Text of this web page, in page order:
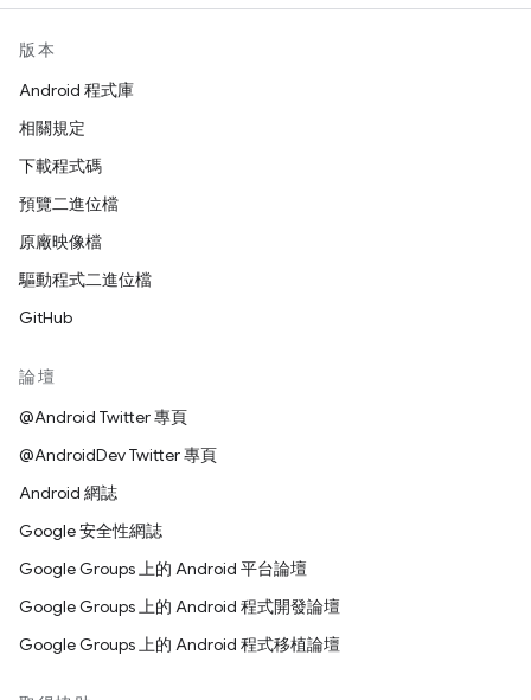
版本
Android 程式庫
相關規定
下載程式碼
預覽二進位檔
原廠映像檔
驅動程式二進位檔
GitHub
論壇
@Android Twitter 專頁
@AndroidDev Twitter 專頁
Android 網誌
Google 安全性網誌
Google Groups 上的 Android 平台論壇
Google Groups 上的 Android 程式開發論壇
Google Groups 上的 Android 程式移植論壇